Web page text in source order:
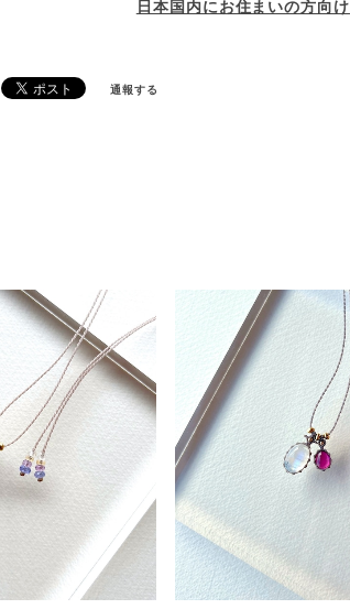
日本国内にお住まいの方向け
通報する